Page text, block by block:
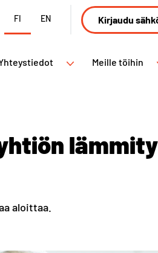
FI EN Kirjaudu
Meille töihin
aloittaa.